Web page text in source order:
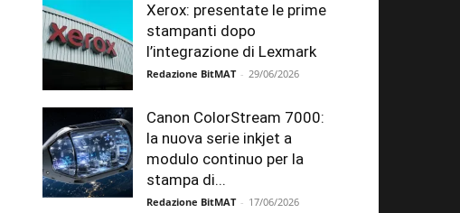
Xerox: presentate le prime
stampanti dopo
l’integrazione di Lexmark
Redazione BitMAT - 29/06/2026
Canon ColorStream 7000:
la nuova serie inkjet a
modulo continuo per la
stampa di...
Redazione BitMAT - 17/06/2026